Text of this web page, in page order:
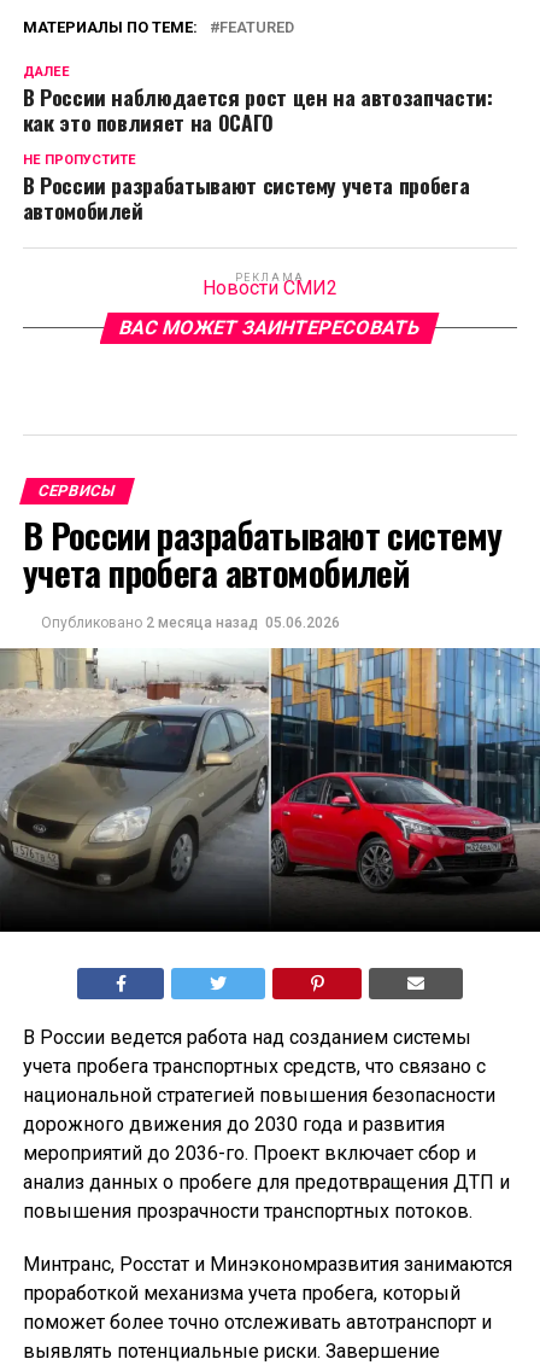
МАТЕРИАЛЫ ПО ТЕМЕ: FEATURED
ДАЛЕЕ
В России наблюдается рост цен на автозапчасти:
как это повлияет на ОСАГО
НЕ ПРОПУСТИТЕ
В России разрабатывают систему учета пробега
автомобилей
РЕКЛАМА
Новости СМИ2
ВАС МОЖЕТ ЗАИНТЕРЕСОВАТЬ
СЕРВИСЫ
В России разрабатывают систему
учета пробега автомобилей
Опубликовано 2 месяца назад 05.06.2026
В России ведется работа над созданием системы
учета пробега транспортных средств, что связано с
национальной стратегией повышения безопасности
дорожного движения до 2030 года и развития
мероприятий до 2036-го. Проект включает сбор и
анализ данных о пробеге для предотвращения ДТП и
повышения прозрачности транспортных потоков.
Минтранс, Росстат и Минэкономразвития занимаются
проработкой механизма учета пробега, который
поможет более точно отслеживать автотранспорт и
выявлять потенциальные риски. Завершение